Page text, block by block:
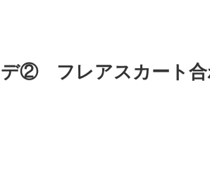
デ② フレアスカート合